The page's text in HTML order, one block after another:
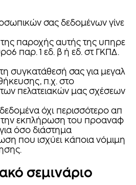
σας δεδομένων γίνε
παροχής αυτής της υπηρε
παρ. 1 εδ. β ή εδ. στ ΓΚΠΔ.
συγκατάθεσή σας για μεγαλ
π.χ. στο
των πελατειακών μας σχέσεων
όχι περισσότερο απ
την εκπλήρωση του προαναφ
όσο διάστημα
που ισχύει κάποια νόμιμη
σεμινάριο